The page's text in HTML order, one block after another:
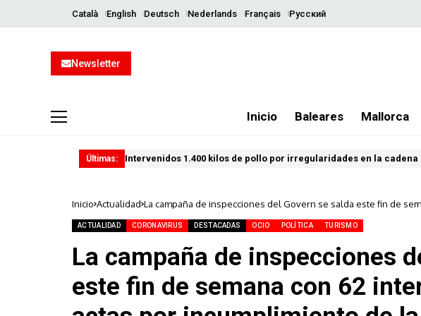
Català English Deutsch Nederlands Français Русский
Newsletter
Inicio Baleares Mallorca
Últimas: Intervenidos 1.400 kilos de pollo por irregularidades en la
Inicio Actualidad La campaña de inspecciones del Govern se salda este fin de
ACTUALIDAD CORONAVIRUS DESTACADAS OCIO POLÍTICA TURISMO
La campaña de inspecciones
este fin de semana con 62